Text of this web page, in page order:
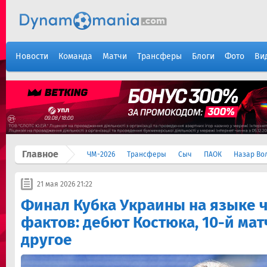
Новости Команда Матчи Трансферы Блоги Фото
Главное ЧМ-2026 Трансферы Сыч ПАОК Назар
21 мая 2026 21:22
Финал Кубка Украины на языке
фактов: дебют Костюка, 10-й
другое